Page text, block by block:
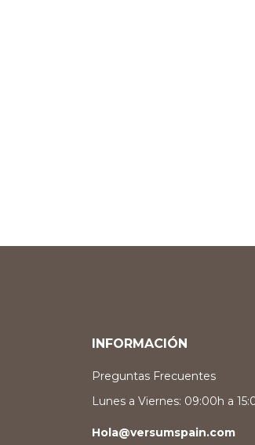
INFORMACIÓN
Preguntas Frecuentes
Lunes a Viernes: 09:00h a
Hola@versumspain.com